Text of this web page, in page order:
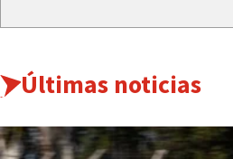
Últimas noticias